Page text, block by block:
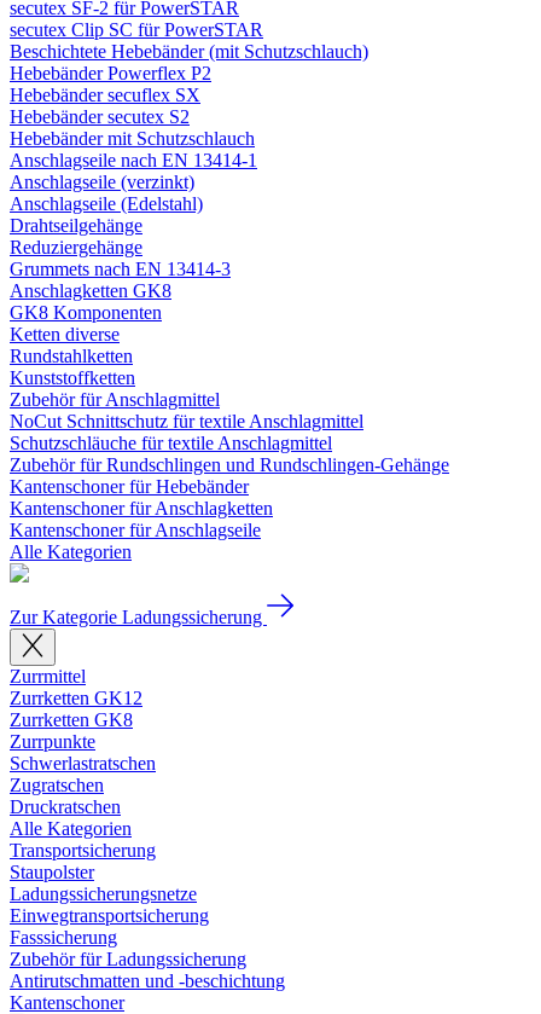
secutex SF-2 für PowerSTAR
secutex Clip SC für PowerSTAR
Beschichtete Hebebänder (mit Schutzschlauch)
Hebebänder Powerflex P2
Hebebänder secuflex SX
Hebebänder secutex S2
Hebebänder mit Schutzschlauch
Anschlagseile nach EN 13414-1
Anschlagseile (verzinkt)
Anschlagseile (Edelstahl)
Drahtseilgehänge
Reduziergehänge
Grummets nach EN 13414-3
Anschlagketten GK8
GK8 Komponenten
Ketten diverse
Rundstahlketten
Kunststoffketten
Zubehör für Anschlagmittel
NoCut Schnittschutz für textile Anschlagmittel
Schutzschläuche für textile Anschlagmittel
Zubehör für Rundschlingen und Rundschlingen-Gehänge
Kantenschoner für Hebebänder
Kantenschoner für Anschlagketten
Kantenschoner für Anschlagseile
Alle Kategorien
Zur Kategorie Ladungssicherung
Zurrmittel
Zurrketten GK12
Zurrketten GK8
Zurrpunkte
Schwerlastratschen
Zugratschen
Druckratschen
Alle Kategorien
Transportsicherung
Staupolster
Ladungssicherungsnetze
Einwegtransportsicherung
Fasssicherung
Zubehör für Ladungssicherung
Antirutschmatten und -beschichtung
Kantenschoner